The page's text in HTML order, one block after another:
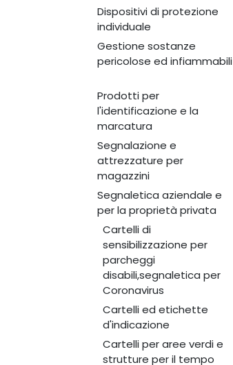
Dispositivi di protezione
individuale
Gestione sostanze
pericolose ed infiammabili
Prodotti per
l'identificazione e la
marcatura
Segnalazione e
attrezzature per
magazzini
Segnaletica aziendale e
per la proprietà privata
Cartelli di
sensibilizzazione per
parcheggi
disabili,segnaletica per
Coronavirus
Cartelli ed etichette
d'indicazione
Cartelli per aree verdi e
strutture per il tempo